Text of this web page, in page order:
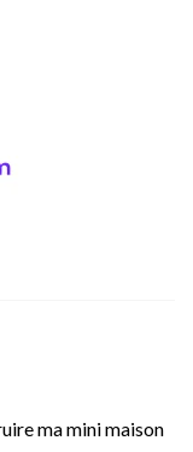
ma mini maison